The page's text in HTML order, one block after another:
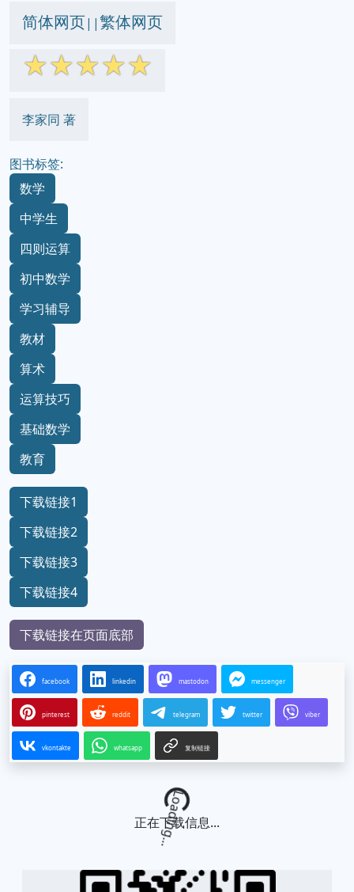
简体网页||繁体网页
☆☆☆☆☆
李家同 著
图书标签:
数学
中学生
四则运算
初中数学
学习辅导
教材
算术
运算技巧
基础数学
教育
下载链接1
下载链接2
下载链接3
下载链接4
下载链接在页面底部
facebook linkedin mastodon messenger
pinterest reddit telegram twitter viber
vkontakte whatsapp 复制链接
Loading...
正在下载信息...